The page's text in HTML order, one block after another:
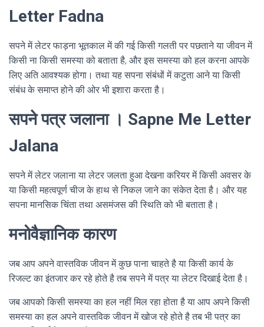
Letter Fadna
सपने में लेटर फाड़ना भूतकाल में की गई किसी गलती पर पछताने या जीवन में
किसी ना किसी समस्या को बताता है, और इस समस्या को हल करना आपके
लिए अति आवश्यक होगा। तथा यह सपना संबंधों में कटुता आने या किसी
संबंध के समाप्त होने की ओर भी इशारा करता है।
सपने पत्र जलाना । Sapne Me Letter
Jalana
सपने में लेटर जलाना या लेटर जलता हुआ देखना करियर में किसी अवसर के
या किसी महत्वपूर्ण चीज के हाथ से निकल जाने का संकेत देता है। और यह
सपना मानसिक चिंता तथा असमंजस की स्थिति को भी बताता है।
मनोवैज्ञानिक कारण
जब आप अपने वास्तविक जीवन में कुछ पाना चाहते है या किसी कार्य के
रिजल्ट का इंतजार कर रहे होते है तब सपने में पत्र या लेटर दिखाई देता है।
जब आपको किसी समस्या का हल नहीं मिल रहा होता है या आप अपने किसी
समस्या का हल अपने वास्तविक जीवन में खोज रहे होते है तब भी पत्र का